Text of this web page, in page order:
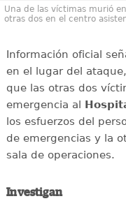
Una de las víctimas murió
otras dos en el centro
Información oficial
en el lugar del
que las otras dos
emergencia al
los esfuerzos del
de emergencias y la
sala de operaciones.
Investigan